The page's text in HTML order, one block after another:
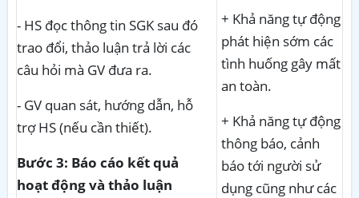
- HS đọc thông tin SGK sau đó
trao đổi, thảo luận trả lời các
câu hỏi mà GV đưa ra.
- GV quan sát, hướng dẫn, hỗ
trợ HS (nếu cần thiết).
Bước 3: Báo cáo kết quả
hoạt động và thảo luận
+ Khả năng tự động
phát hiện sớm các
tình huống gây mất
an toàn.
+ Khả năng tự động
thông báo, cảnh
báo tới người sử
dụng cũng như các